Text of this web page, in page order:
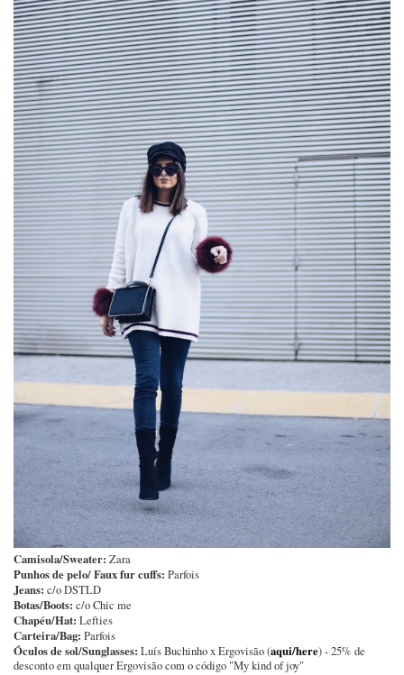
Camisola/Sweater: Zara
Punhos de pelo/ Faux fur cuffs: Parfois
Jeans: c/o DSTLD
Botas/Boots: c/o Chic me
Chapéu/Hat: Lefties
Carteira/Bag: Parfois
Óculos de sol/Sunglasses: Luís Buchinho x Ergovisão (aqui/here) - 25% de
desconto em qualquer Ergovisão com o código "My kind of joy"